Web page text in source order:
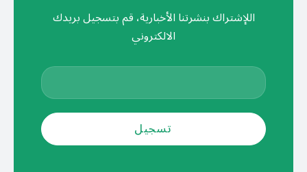
اللإشتراك بنشرتنا الأخبارية، قم بتسجيل بريدك
الالكتروني